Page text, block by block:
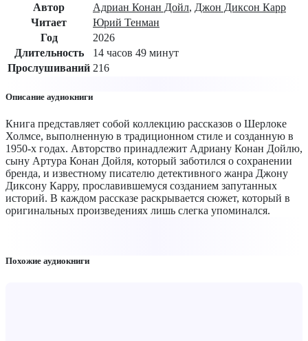
Автор
Адриан Конан Дойл, Джон Диксон Карр
Читает
Юрий Тенман
Год
2026
Длительность
14 часов 49 минут
Прослушиваний 216
Описание аудиокниги
Книга представляет собой коллекцию рассказов о Шерлоке
Холмсе, выполненную в традиционном стиле и созданную в
1950-х годах. Авторство принадлежит Адриану Конан Дойлю,
сыну Артура Конан Дойля, который заботился о сохранении
бренда, и известному писателю детективного жанра Джону
Диксону Карру, прославившемуся созданием запутанных
историй. В каждом рассказе раскрывается сюжет, который в
оригинальных произведениях лишь слегка упоминался.
Похожие аудиокниги